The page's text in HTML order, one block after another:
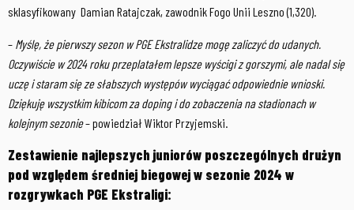
sklasyfikowany Damian Ratajczak, zawodnik Fogo Unii Leszno (1,320).
– Myślę, że pierwszy sezon w PGE Ekstralidze mogę zaliczyć do udanych.
Oczywiście w 2024 roku przeplatałem lepsze wyścigi z gorszymi, ale nadal się
uczę i staram się ze słabszych występów wyciągać odpowiednie wnioski.
Dziękuję wszystkim kibicom za doping i do zobaczenia na stadionach w
kolejnym sezonie– powiedział Wiktor Przyjemski.
Zestawienie najlepszych juniorów poszczególnych drużyn
pod względem średniej biegowej w sezonie 2024 w
rozgrywkach PGE Ekstraligi: